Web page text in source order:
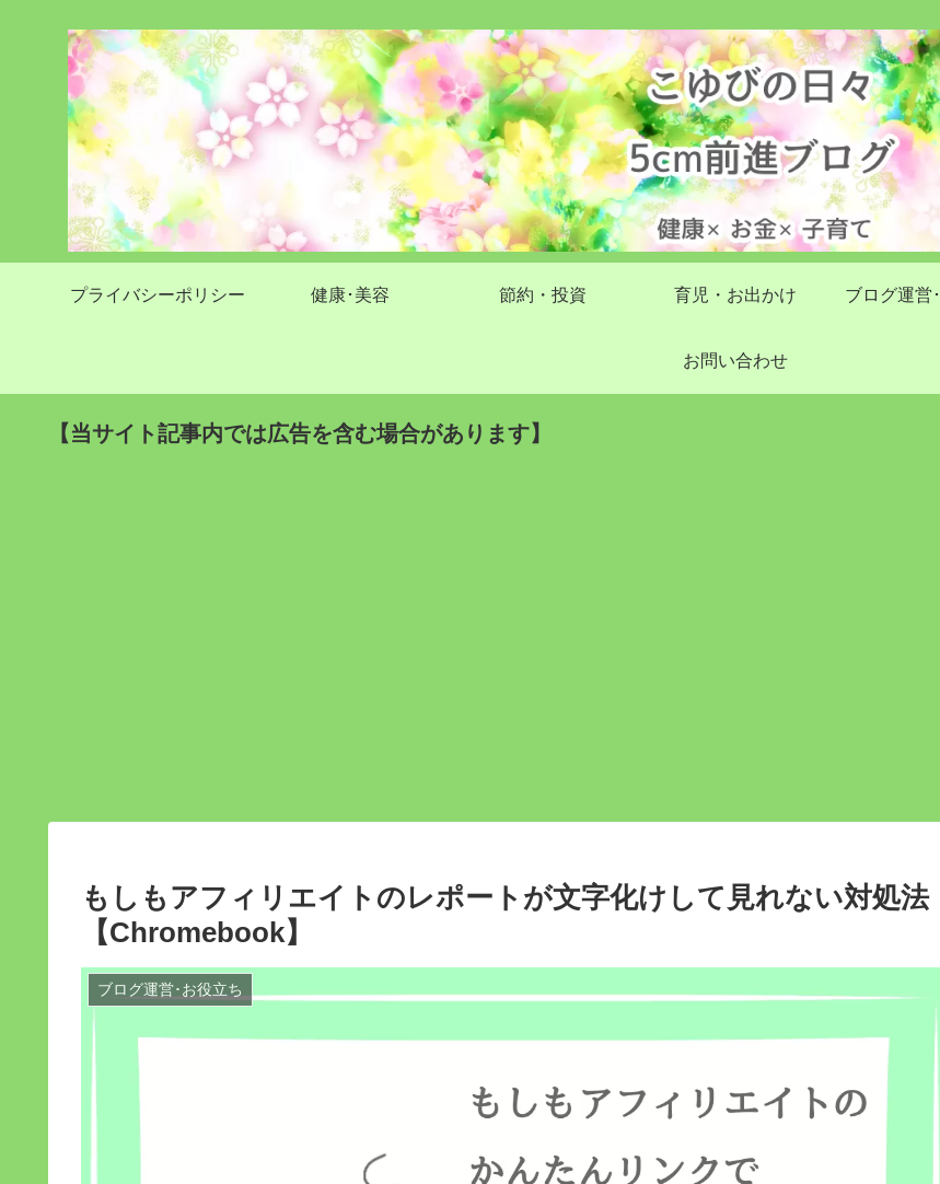
プライバシーポリシー 健康･美容 節約・投資 育児・お出かけ ブログ運営
お問い合わせ
【当サイト記事内では広告を含む場合があります】
もしもアフィリエイトのレポートが文字化けして見れない対処法
【Chromebook】
ブログ運営･お役立ち